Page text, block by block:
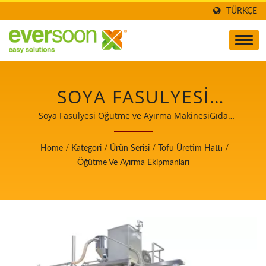
TÜRKÇE
SOYA FASULYESI
TOZLAYICI, SOYA
FASULYESI KIRICI, SOYA
SÜTÜ DEĞIRMENI, SOYA
SÜTÜ ÖĞÜTÜCÜ, SOYA
SÜTÜ ÖĞÜTÜCÜ, SOYA
Soya Fasulyesi Öğütme ve Ayırma MakinesiGıda
güvenliğinde öncelik taşıyan Otomatik Tofu ve Soya Sütü
Üretim Makineleri Lideri.
Home / Kategori / Ürün Serisi / Tofu Üretim Hattı /
Öğütme Ve Ayırma Ekipmanları